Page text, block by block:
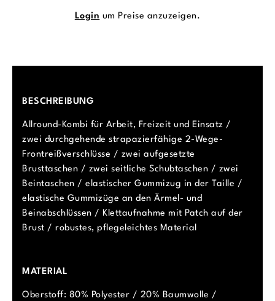
Login um Preise anzuzeigen.
BESCHREIBUNG
Allround-Kombi für Arbeit, Freizeit und Einsatz /
zwei durchgehende strapazierfähige 2-Wege-
Frontreißverschlüsse / zwei aufgesetzte
Brusttaschen / zwei seitliche Schubtaschen / zwei
Beintaschen / elastischer Gummizug in der Taille /
elastische Gummizüge an den Ärmel- und
Beinabschlüssen / Klettaufnahme mit Patch auf der
Brust / robustes, pflegeleichtes Material
MATERIAL
Oberstoff: 80% Polyester / 20% Baumwolle /